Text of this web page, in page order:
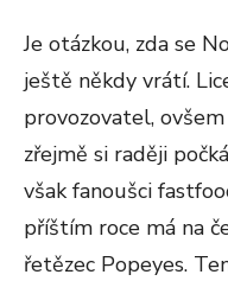
Je otázkou, zda se
ještě někdy vrátí.
provozovatel,
zřejmě si raději
však fanoušci
příštím roce má na
řetězec Popeyes.